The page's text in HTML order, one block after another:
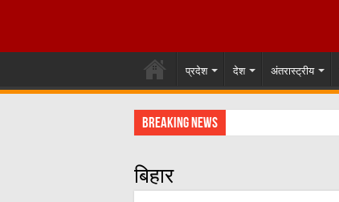
प्रदेश देश अंतरास्ट्रीय
Breaking News
बिहार